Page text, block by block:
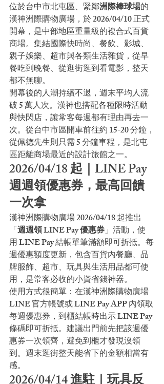
位於台中市北屯區、緊鄰洲際棒球場的
漢神洲際購物廣場，於 2026/04/10 正式
開幕，是中部地區重量級的複合式百貨
商場。集結國際快時尚、餐飲、影城、
親子娛樂、超市與各類生活雜貨，從早
餐吃到晚餐、從逛街逛到看電影，整天
都不無聊。
開幕後的人潮持續不退，週末平均人流
破 5 萬人次。漢神也搭配各種限時活動
與快閃店，讓常客每週都有理由再去一
次。從台中市區開車前往約 15-20 分鐘，
從佩德先生則只需 5 分鐘車程，是北屯
區距離商場最近的設計旅館之一。
2026/04/18 起｜LINE Pay
週週領優惠券，最高回饋
一次拿
漢神洲際購物廣場 2026/04/18 起推出
「週週領 LINE Pay 優惠券」活動，使
用 LINE Pay 結帳單筆滿額即可折抵。每
週優惠額度更新，包含百貨內餐廳、品
牌服飾、超市、玩具與生活用品都可使
用，是常客必收的小資省錢神器。
使用方式很簡單：在漢神洲際購物廣場
LINE 官方帳號或 LINE Pay APP 內領取
每週優惠券，到櫃結帳時出示 LINE Pay
條碼即可折抵。建議出門前先把該週優
惠券一次領齊，避免到櫃才發現沒領
到。週末逛街整天能省下的金額相當有
感。